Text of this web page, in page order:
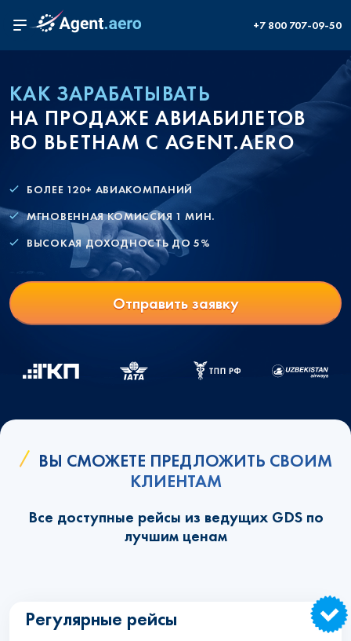
+7 800 707-09-50
КАК ЗАРАБАТЫВАТЬ
НА ПРОДАЖЕ АВИАБИЛЕТОВ
ВО ВЬЕТНАМ С AGENT.AERO
БОЛЕЕ 120+ АВИАКОМПАНИЙ
МГНОВЕННАЯ КОМИССИЯ 1 МИН.
ВЫСОКАЯ ДОХОДНОСТЬ ДО 5%
Отправить заявку
ВЫ СМОЖЕТЕ ПРЕДЛОЖИТЬ СВОИМ
КЛИЕНТАМ
Все доступные рейсы из ведущих GDS по
лучшим ценам
Регулярные рейсы